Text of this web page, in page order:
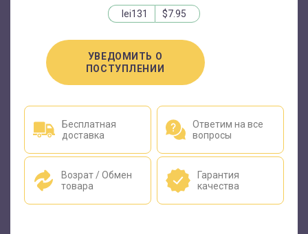
lei131 $7.95
УВЕДОМИТЬ О
ПОСТУПЛЕНИИ
Бесплатная
доставка
Ответим на все
вопросы
Возрат / Обмен
товара
Гарантия
качества